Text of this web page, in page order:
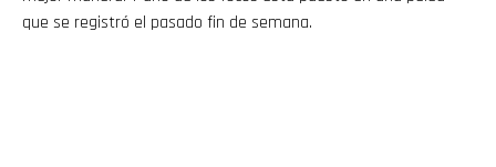
que se registró el pasado fin de semana.